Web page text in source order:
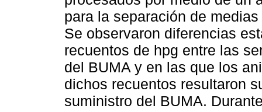
para la separación de
Se observaron diferencias
recuentos de hpg entre las
del BUMA y en las que los
dichos recuentos resultaron
suministro del BUMA.